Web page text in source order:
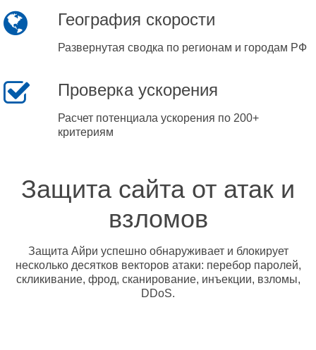
География скорости
Развернутая сводка по регионам и городам РФ
Проверка ускорения
Расчет потенциала ускорения по 200+
критериям
Защита сайта от атак и
взломов
Защита Айри успешно обнаруживает и блокирует
несколько десятков векторов атаки: перебор паролей,
скликивание, фрод, сканирование, инъекции, взломы,
DDoS.